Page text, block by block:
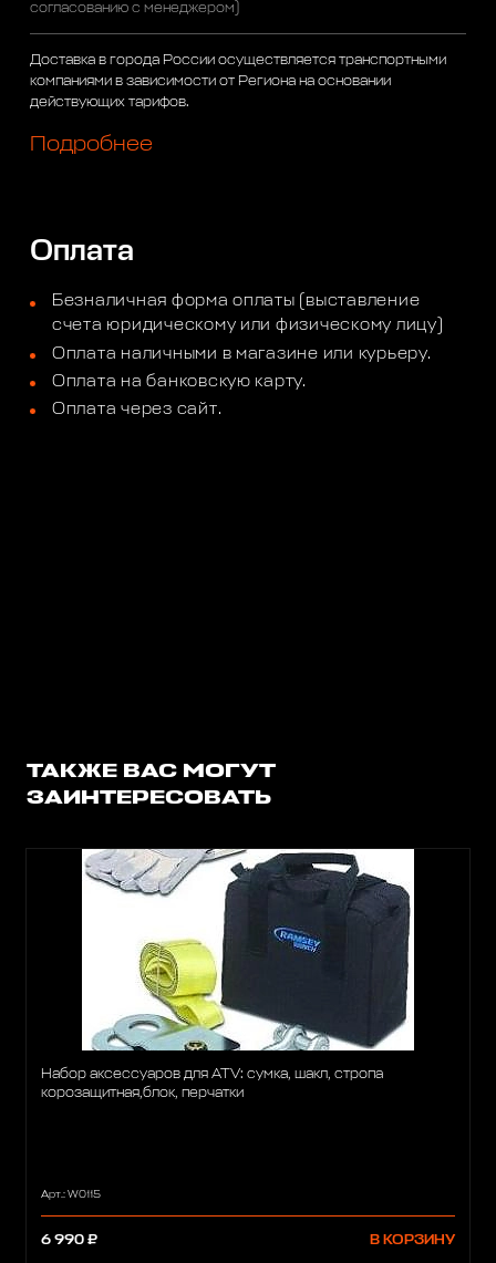
согласованию с менеджером)
Доставка в города России осуществляется транспортными
компаниями в зависимости от Региона на основании
действующих тарифов.
Подробнее
Оплата
Безналичная форма оплаты (выставление
счета юридическому или физическому лицу)
Оплата наличными в магазине или курьеру.
Оплата на банковскую карту.
Оплата через сайт.
ТАКЖЕ ВАС МОГУТ
ЗАИНТЕРЕСОВАТЬ
Набор аксессуаров для ATV: сумка, шакл, стропа
корозащитная,блок, перчатки
Арт.: W0115
6 990 ₽ В КОРЗИНУ